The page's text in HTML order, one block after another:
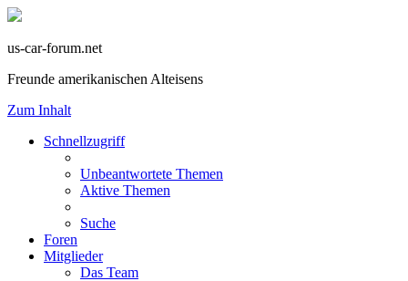
us-car-forum.net
Freunde amerikanischen Alteisens
Zum Inhalt
Schnellzugriff
Unbeantwortete Themen
Aktive Themen
Suche
Foren
Mitglieder
Das Team